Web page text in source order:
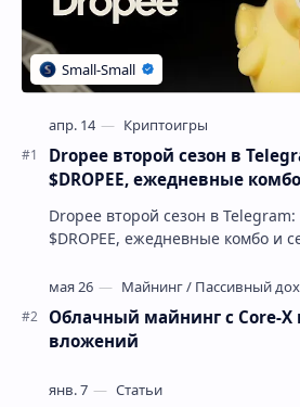
Dropee второй сезон в
$DROPEE, ежедневные
Dropee второй сезон в Telegram:
$DROPEE, ежедневные комбо и
Облачный майнинг с Core-X
вложений